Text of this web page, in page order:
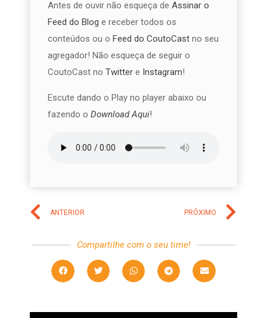
Antes de ouvir não esqueça de Assinar o
Feed do Blog e receber todos os
conteúdos ou o Feed do CoutoCast no seu
agregador! Não esqueça de seguir o
CoutoCast no Twitter e Instagram!
Escute dando o Play no player abaixo ou
fazendo o Download Aqui!
ANTERIOR PRÓXIMO
Compartilhe com o seu time!